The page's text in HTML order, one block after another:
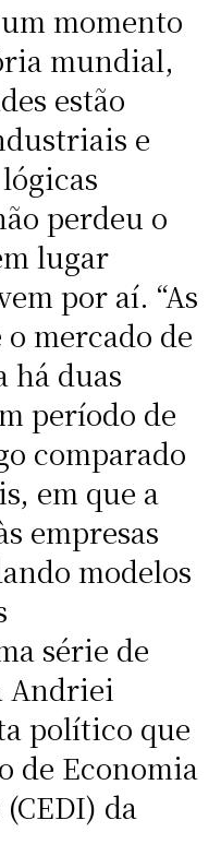
momento
mundial,
estão
e
perdeu o
lugar
por aí. “As
mercado de
há duas
período de
comparado
em que a
empresas
modelos
série de
Andriei
político que
de Economia
da